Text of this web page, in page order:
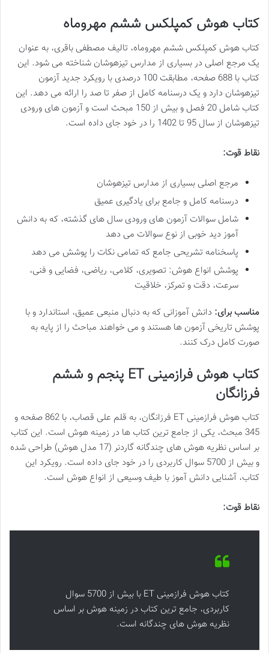
کتاب هوش کمپلکس ششم مهروماه
کتاب هوش کمپلکس ششم مهروماه، تالیف مصطفی باقری، به عنوان
یک مرجع اصلی در بسیاری از مدارس تیزهوشان شناخته می شود. این
کتاب با 688 صفحه، مطابقت 100 درصدی با رویکرد جدید آزمون
تیزهوشان دارد و یک درسنامه کامل از صفر تا صد را ارائه می دهد. این
کتاب شامل 20 فصل و بیش از 150 مبحث است و آزمون های ورودی
تیزهوشان از سال 95 تا 1402 را در خود جای داده است.
نقاط قوت:
مرجع اصلی بسیاری از مدارس تیزهوشان
درسنامه کامل و جامع برای یادگیری عمیق
شامل سوالات آزمون های ورودی سال های گذشته، که به دانش
آموز دید خوبی از نوع سوالات می دهد
پاسخنامه تشریحی جامع که تمامی نکات را پوشش می دهد
پوشش انواع هوش: تصویری، کلامی، ریاضی، فضایی و فنی،
سرعت، دقت و تمرکز، خلاقیت
مناسب برای: دانش آموزانی که به دنبال منبعی عمیق، استاندارد و با
پوشش تاریخی آزمون ها هستند و می خواهند مباحث را از پایه به
صورت کامل درک کنند.
کتاب هوش فرازمینی ET پنجم و ششم
فرزانگان
کتاب هوش فرازمینی ET فرزانگان، به قلم علی قصاب، با 862 صفحه و
345 مبحث، یکی از جامع ترین کتاب ها در زمینه هوش است. این کتاب
بر اساس نظریه هوش های چندگانه گاردنر (17 مدل هوش) طراحی شده
و بیش از 5700 سوال کاربردی را در خود جای داده است. رویکرد این
کتاب، آشنایی دانش آموز با طیف وسیعی از انواع هوش است.
نقاط قوت:
کتاب هوش فرازمینی ET با بیش از 5700 سوال
کاربردی، جامع ترین کتاب در زمینه هوش بر اساس
نظریه هوش های چندگانه است.